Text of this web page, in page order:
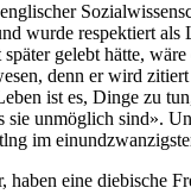
wurde respektiert als
gelebt hätte,
denn er wird
ist es, Dinge zu
sie unmöglich sind».
im
eine diebische